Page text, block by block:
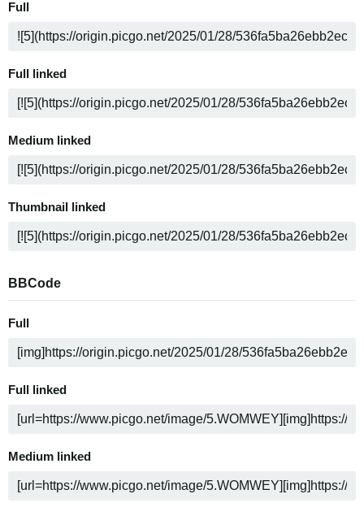
Full
Full linked
Medium linked
Thumbnail linked
BBCode
Full
Full linked
Medium linked